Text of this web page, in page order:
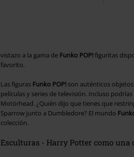
vistazo a la gama de Funko POP!figuritas
favorito.
Las figuras Funko POP!son auténticos objetos
películas y series de televisión. Incluso
Motörhead. ¿Quién dijo que tienes que
Sparrow junto a Dumbledore? El mundo
colección.
Esculturas - Harry Potter como